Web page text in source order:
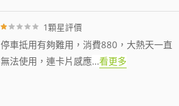
1顆星評價
停車抵用有夠難用，消費880，大熱天一直
無法使用，連卡片感應...看更多